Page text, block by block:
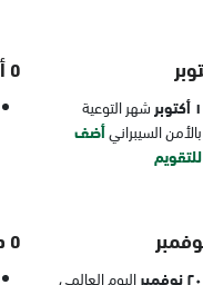
١ أكتوبر
شهر التوعية
بالأمن السيبرانيأضف
للتقويم
٥ أكتوبر
٢٠ نوفمبر
اليوم العالمي
٥ ديسمبر